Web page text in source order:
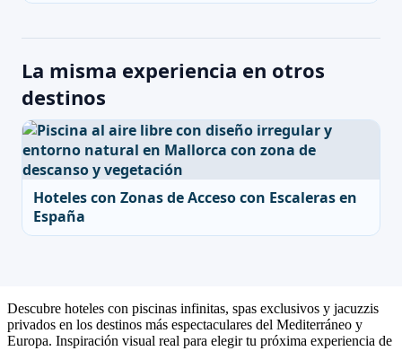
La misma experiencia en otros
destinos
Hoteles con Zonas de Acceso con Escaleras en
España
Descubre hoteles con piscinas infinitas, spas exclusivos y jacuzzis
privados en los destinos más espectaculares del Mediterráneo y
Europa. Inspiración visual real para elegir tu próxima experiencia de